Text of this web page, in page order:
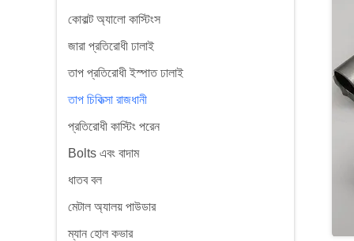
কোবাল্ট অ্যালো কাস্টিংস
জারা প্রতিরোধী ঢালাই
তাপ প্রতিরোধী ইস্পাত ঢালাই
তাপ চিকিত্সা রাজধানী
প্রতিরোধী কাস্টিং পরেন
Bolts এবং বাদাম
ধাতব বল
মেটাল অ্যালয় পাউডার
ম্যান হোল কভার